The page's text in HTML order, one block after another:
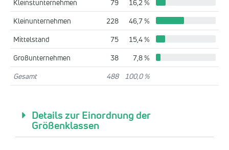
Kleinstunternehmen 79
16,2 %
Kleinunternehmen
228
46,7 %
Mittelstand
75
15,4 %
Großunternehmen
38
7,8 %
Gesamt
488 100,0 %
Details zur Einordnung der
Größenklassen